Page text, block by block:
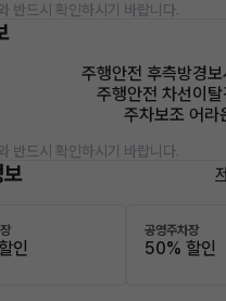
반드시 확인하시기 바랍니다.
주행안전 후측방경
주행안전 차선이
주차보조 어
반드시 확인하시기 바랍니다.
인
공영주차장
50% 할인